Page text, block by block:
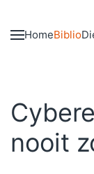
Skip to main
HomeBiblio
nooit